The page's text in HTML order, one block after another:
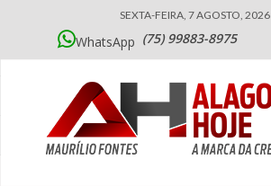
SEXTA-FEIRA, 7 AGOSTO, 2026
WhatsApp (75) 99883-8975